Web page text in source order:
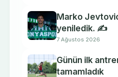
Marko
yeniledik. ✍️
7 Ağustos 2026
Günün ilk
tamamladık